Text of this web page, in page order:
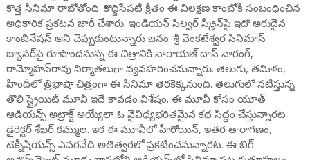
కొత్త సినిమా రాబోతోంది. కొద్దిసేపటి క్రితం ఈ విలక్షణ కాంబోకి సంబంధించిన
అధికారిక ప్రకటన జారీ చేశారు. ఇండియన్ సిల్వర్ స్క్రీన్‌పై ఇదో అరుదైన
కాంబినేషన్ అని చెప్పుకుంటున్నారు జనం. శ్రీ వెంకటేశ్వర సినిమాస్‌
బ్యానర్‌పై రూపొందనున్న ఈ చిత్రానికి నారాయణ్‌ దాస్‌ నారంగ్‌,
రామ్మోహన్‌రావు నిర్మాతలుగా వ్యవహరించనున్నారు. తెలుగు, తమిళం,
హిందీలో త్రిభాషా చిత్రంగా ఈ సినిమా తెరకెక్కనుంది. తెలుగులో నటిస్తున్న
తొలి స్ట్రైయిట్ మూవీ ఇదే కావడం విశేషం. ఈ మూవీ కోసం యూత్
ఆడియన్స్ అట్రాక్ట్ అయ్యేలా ఓ వైవిధ్యభరితమైన కథ సిద్ధం చేస్తున్నారట
డైరెక్టర్ శేఖర్ కమ్ముల. ఇక ఈ మూవీలో హీరోయిన్, ఇతర తారాగణం,
టెక్నీషియన్స్ ఎవరనేది అతిత్వరలో ప్రకటించనున్నారట. ఈ బిగ్